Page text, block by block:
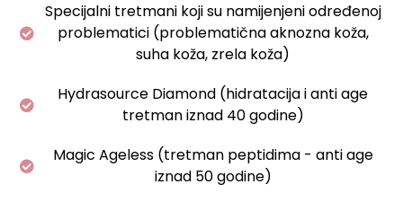
Specijalni tretmani koji su namijenjeni određenoj
problematici (problematična aknozna koža,
suha koža, zrela koža)
Hydrasource Diamond (hidratacija i anti age
tretman iznad 40 godine)
Magic Ageless (tretman peptidima - anti age
iznad 50 godine)